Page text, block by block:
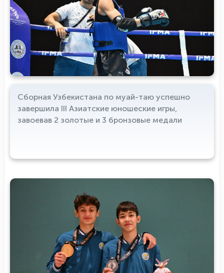
Сборная Узбекистана по муай-таю успешно
завершила III Азиатские юношеские игры,
завоевав 2 золотые и 3 бронзовые медали